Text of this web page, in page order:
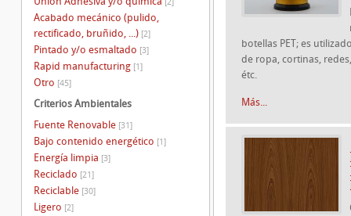
botellas PET; es
de ropa, cortinas,
étc.
Más...
Acabado mecánico (pulido,
rectificado, bruñido, ...) [2]
Pintado y/o esmaltado [3]
Rapid manufacturing [1]
Otro [45]
Criterios Ambientales
Fuente Renovable [31]
Bajo contenido energético [1]
Energía limpia [3]
Reciclado [21]
Reciclable [30]
Ligero [2]